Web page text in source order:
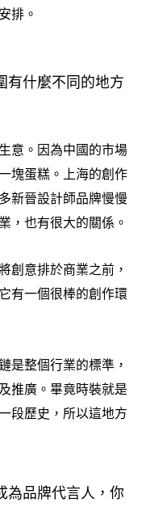
排。
有什麼不同的地方
意。因為中國的市場
塊蛋糕。上海的創作
新晉設計師品牌慢慢
， 也有很大的關係。
創意排於商業之前 ，
它有一個很棒的創作環
是整個行業的標準 ，
推廣。畢竟時裝就是
段歷史 ， 所以這地方
為品牌代言人 ， 你